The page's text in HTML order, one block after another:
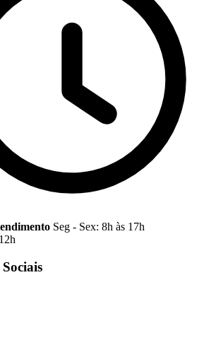
Seg - Sex: 8h às 17h